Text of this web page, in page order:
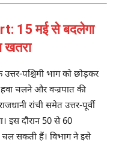
15 मई से बदलेगा
खतरा
पश्चिमी भाग को छोड़कर
चलने और वज्रपात की
रांची समेत उत्तर-पूर्वी
इस दौरान 50 से 60
चल सकती हैं। विभाग ने इसे